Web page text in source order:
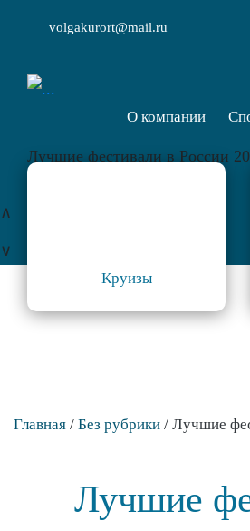
volgakurort@mail.ru
О компании
Лучшие фестивали в России
∧
∨
Круизы
Главная / Без рубрики / Лучшие
Лучшие